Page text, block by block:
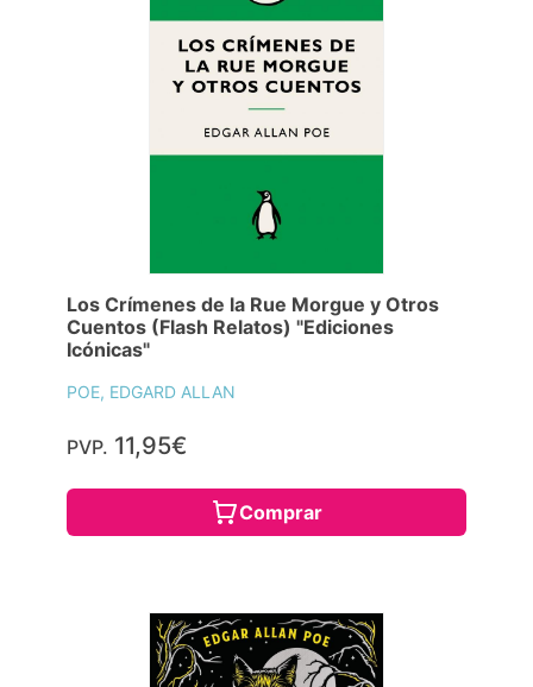
Los Crímenes de la Rue Morgue y Otros
Cuentos (Flash Relatos) "Ediciones
Icónicas"
POE, EDGARD ALLAN
PVP. 11,95€
Comprar